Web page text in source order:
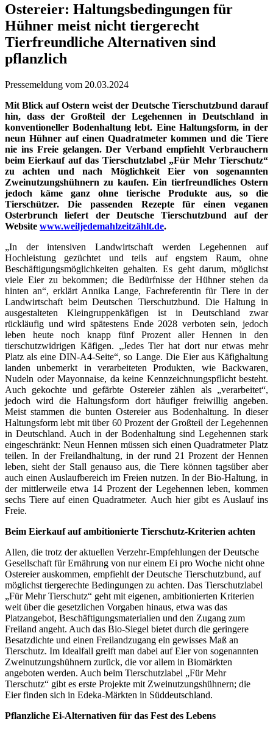
Ostereier: Haltungsbedingungen für
Hühner meist nicht tiergerecht
Tierfreundliche Alternativen sind
pflanzlich
Pressemeldung vom 20.03.2024
Mit Blick auf Ostern weist der Deutsche Tierschutzbund darauf
hin, dass der Großteil der Legehennen in Deutschland in
konventioneller Bodenhaltung lebt. Eine Haltungsform, in der
neun Hühner auf einen Quadratmeter kommen und die Tiere
nie ins Freie gelangen. Der Verband empfiehlt Verbrauchern
beim Eierkauf auf das Tierschutzlabel „Für Mehr Tierschutz“
zu achten und nach Möglichkeit Eier von sogenannten
Zweinutzungshühnern zu kaufen. Ein tierfreundliches Ostern
jedoch käme ganz ohne tierische Produkte aus, so die
Tierschützer. Die passenden Rezepte für einen veganen
Osterbrunch liefert der Deutsche Tierschutzbund auf der
Website www.weiljedemahlzeitzählt.de.
„In der intensiven Landwirtschaft werden Legehennen auf
Hochleistung gezüchtet und teils auf engstem Raum, ohne
Beschäftigungsmöglichkeiten gehalten. Es geht darum, möglichst
viele Eier zu bekommen; die Bedürfnisse der Hühner stehen da
hinten an“, erklärt Annika Lange, Fachreferentin für Tiere in der
Landwirtschaft beim Deutschen Tierschutzbund. Die Haltung in
ausgestalteten Kleingruppenkäfigen ist in Deutschland zwar
rückläufig und wird spätestens Ende 2028 verboten sein, jedoch
leben heute noch knapp fünf Prozent aller Hennen in den
tierschutzwidrigen Käfigen. „Jedes Tier hat dort nur etwas mehr
Platz als eine DIN-A4-Seite“, so Lange. Die Eier aus Käfighaltung
landen unbemerkt in verarbeiteten Produkten, wie Backwaren,
Nudeln oder Mayonnaise, da keine Kennzeichnungspflicht besteht.
Auch gekochte und gefärbte Ostereier zählen als „verarbeitet“,
jedoch wird die Haltungsform dort häufiger freiwillig angeben.
Meist stammen die bunten Ostereier aus Bodenhaltung. In dieser
Haltungsform lebt mit über 60 Prozent der Großteil der Legehennen
in Deutschland. Auch in der Bodenhaltung sind Legehennen stark
eingeschränkt: Neun Hennen müssen sich einen Quadratmeter Platz
teilen. In der Freilandhaltung, in der rund 21 Prozent der Hennen
leben, sieht der Stall genauso aus, die Tiere können tagsüber aber
auch einen Auslaufbereich im Freien nutzen. In der Bio-Haltung, in
der mittlerweile etwa 14 Prozent der Legehennen leben, kommen
sechs Tiere auf einen Quadratmeter. Auch hier gibt es Auslauf ins
Freie.
Beim Eierkauf auf ambitionierte Tierschutz-Kriterien achten
Allen, die trotz der aktuellen Verzehr-Empfehlungen der Deutsche
Gesellschaft für Ernährung von nur einem Ei pro Woche nicht ohne
Ostereier auskommen, empfiehlt der Deutsche Tierschutzbund, auf
möglichst tiergerechte Bedingungen zu achten. Das Tierschutzlabel
„Für Mehr Tierschutz“ geht mit eigenen, ambitionierten Kriterien
weit über die gesetzlichen Vorgaben hinaus, etwa was das
Platzangebot, Beschäftigungsmaterialien und den Zugang zum
Freiland angeht. Auch das Bio-Siegel bietet durch die geringere
Besatzdichte und einen Freilandzugang ein gewisses Maß an
Tierschutz. Im Idealfall greift man dabei auf Eier von sogenannten
Zweinutzungshühnern zurück, die vor allem in Biomärkten
angeboten werden. Auch beim Tierschutzlabel „Für Mehr
Tierschutz“ gibt es erste Projekte mit Zweinutzungshühnern; die
Eier finden sich in Edeka-Märkten in Süddeutschland.
Pflanzliche Ei-Alternativen für das Fest des Lebens